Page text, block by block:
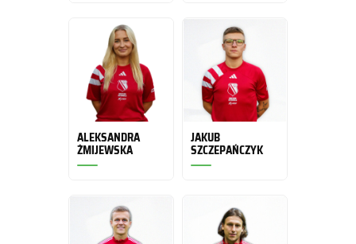
ALEKSANDRA
ŻMIJEWSKA
JAKUB
SZCZEPAŃCZYK